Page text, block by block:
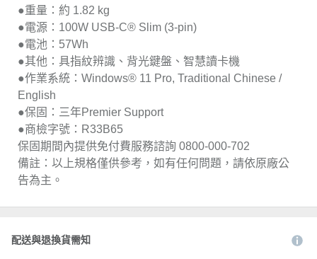
●重量：約 1.82 kg
●電源：100W USB-C® Slim (3-pin)
●電池：57Wh
●其他：具指紋辨識、背光鍵盤、智慧讀卡機
●作業系統：Windows® 11 Pro, Traditional Chinese /
English
●保固：三年Premier Support
●商檢字號：R33B65
保固期間內提供免付費服務諮詢 0800-000-702
備註：以上規格僅供參考，如有任何問題，請依原廠公
告為主。
配送與退換貨需知